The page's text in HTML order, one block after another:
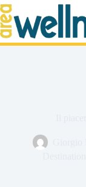
Salta
al
contenuto